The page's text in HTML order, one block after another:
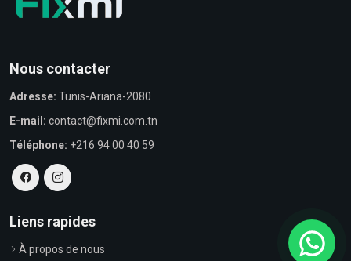
Nous contacter
Adresse: Tunis-Ariana-2080
E-mail: contact@fixmi.com.tn
Téléphone: +216 94 00 40 59
Liens rapides
À propos de nous